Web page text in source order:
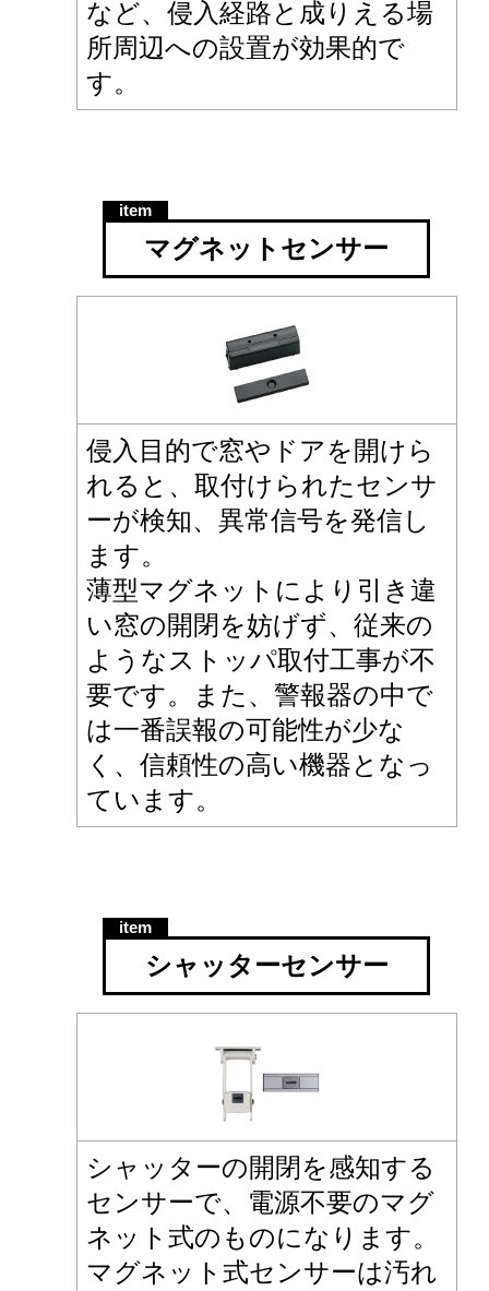
など、侵入経路と成りえる場
所周辺への設置が効果的で
す。
マグネットセンサー
侵入目的で窓やドアを開けら
れると、取付けられたセンサ
ーが検知、異常信号を発信し
ます。
薄型マグネットにより引き違
い窓の開閉を妨げず、従来の
ようなストッパ取付工事が不
要です。また、警報器の中で
は一番誤報の可能性が少な
く、信頼性の高い機器となっ
ています。
シャッターセンサー
シャッターの開閉を感知する
センサーで、電源不要のマグ
ネット式のものになります。
マグネット式センサーは汚れ